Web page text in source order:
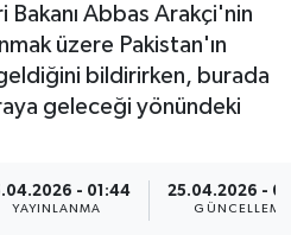
Bakanı Abbas Arakçi'nin
üzere Pakistan'ın
bildirirken, burada
geleceği yönündeki
- 01:44
YAYINLANMA
25.04.2026 -
GÜNCELLEME